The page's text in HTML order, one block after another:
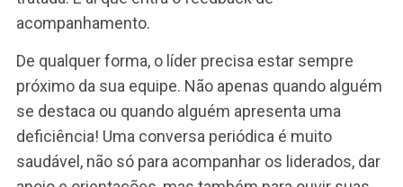
identificada seja tratada. Por isso, ao dar um
recomendamos classificar o feedback como
“pendente” ou “resolvido”.
Feedback resolvido é aquele em que uma
orientação simples resolve a situação e não